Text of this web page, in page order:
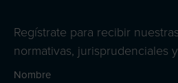
Regístrate para recibir
normativas, jurisprudenciales
Nombre